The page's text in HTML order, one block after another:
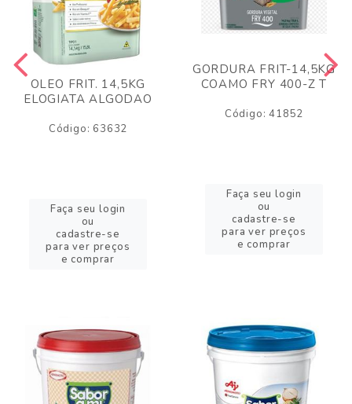
OLEO FRIT. 14,5KG
ELOGIATA ALGODAO
Código: 63632
Faça seu login
ou
cadastre-se
para ver preços
e comprar
GORDURA FRIT-14,5KG
COAMO FRY 400-Z T
Código: 41852
Faça seu login
ou
cadastre-se
para ver preços
e comprar